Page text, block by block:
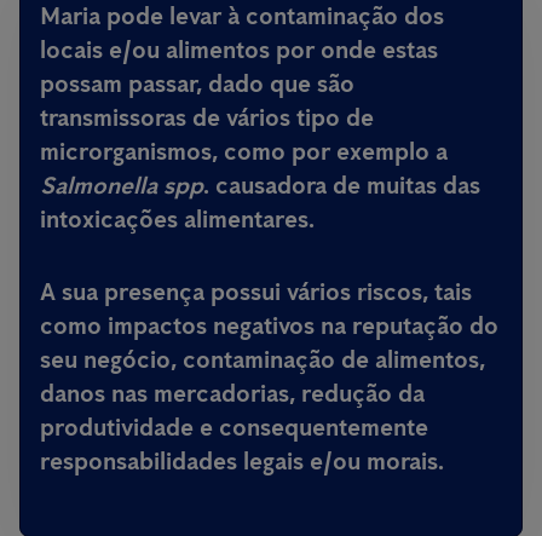
Maria pode levar à contaminação dos
locais e/ou alimentos por onde estas
possam passar, dado que são
transmissoras de vários tipo de
microrganismos, como por exemplo a
Salmonella spp. causadora de muitas das
intoxicações alimentares.
A sua presença possui vários riscos, tais
como impactos negativos na reputação do
seu negócio, contaminação de alimentos,
danos nas mercadorias, redução da
produtividade e consequentemente
responsabilidades legais e/ou morais.